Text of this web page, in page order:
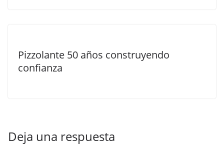
Pizzolante 50 años construyendo
confianza
Deja una respuesta